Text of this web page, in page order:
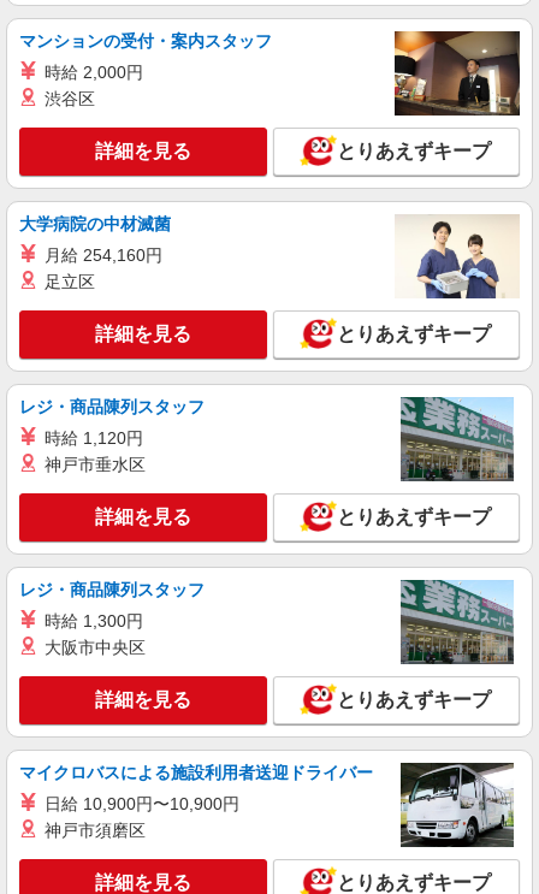
時給1500円〜2125円 ＜日払い有/週払い有/交
通費全支給(ガソリン代含む)＞
詳細を見る
株式会社kotrio /●NG-H-2093135
高浜港駅★未経験OKの人間関係に悩まない職
場へ★サ高住スタッフ
時給1500円〜2125円 ＜日払い有/週払い有/交
高浜市
キープ 詳細を見る
派遣社員
株式会社kotrio /●NG-H-2029551
＜安城＞デイサービスSTAFF＊16時退社も
OK！子育て世代活躍中
時給1500円〜2125円 ＜日払い有/週払い有/交
安城市
キープ 詳細を見る
株式会社kotrio /●NG-H-1992481
安城駅≫高収入！シニア向け高級マンション職
員募集＊.・：゜
時給1500円〜2125円 ＜日払い有/週払い有/交
安城市
マンションの受付・案内スタッフ
時給 2,000円
渋谷区
詳細を見る とりあえずキープ
大学病院の中材滅菌
月給 254,160円
足立区
詳細を見る とりあえずキープ
レジ・商品陳列スタッフ
時給 1,120円
神戸市垂水区
詳細を見る とりあえずキープ
レジ・商品陳列スタッフ
時給 1,300円
大阪市中央区
詳細を見る とりあえずキープ
マイクロバスによる施設利用者送迎ドライバー
日給 10,900円〜10,900円
神戸市須磨区
詳細を見る とりあえずキープ